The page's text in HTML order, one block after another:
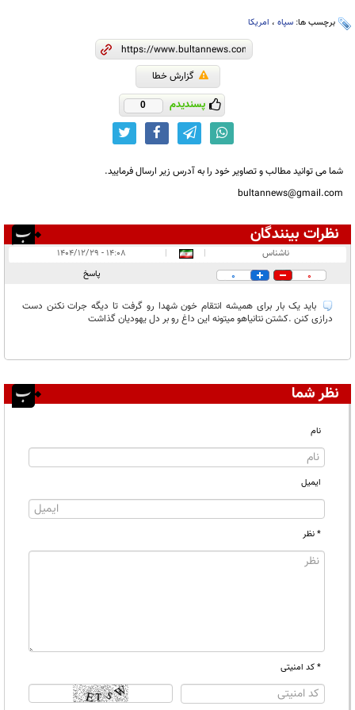
برچسب ها: سپاه ، امریکا
گزارش خطا
پسندیدم 0
شما می توانید مطالب و تصاویر خود را به آدرس زیر ارسال فرمایید.
bultannews@gmail.com
نظرات بینندگان
در انتظار بررسی:
ناشناس |
|
۱۴:۰۸ - ۱۴۰۴/۱۲/۲۹
0
0 پاسخ
باید یک بار برای همیشه انتقام خون شهدا رو گرفت تا دیگه جرات نکنن دست
درازی کنن .کشتن نتانیاهو میتونه این داغ رو بر دل یهودیان گذاشت
نظر شما
نام
ایمیل
* نظر
* کد امنیتی